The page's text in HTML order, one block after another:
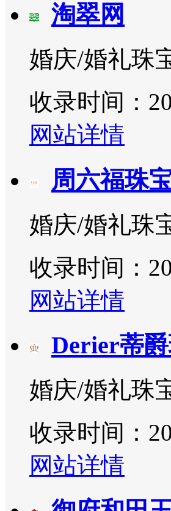
淘翠网
婚庆/婚礼珠
收录时间：
网站详情
周六福珠
婚庆/婚礼珠
收录时间：
网站详情
Derier蒂
婚庆/婚礼珠
收录时间：
网站详情